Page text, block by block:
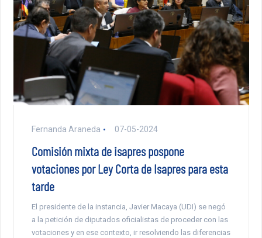
Fernanda Araneda 07-05-2024
Comisión mixta de isapres pospone
votaciones por Ley Corta de Isapres para esta
tarde
El presidente de la instancia, Javier Macaya (UDI) se negó
a la petición de diputados oficialistas de proceder con las
votaciones y en ese contexto, ir resolviendo las diferencias